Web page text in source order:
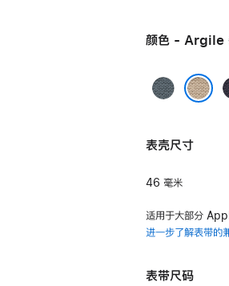
颜色 - Argile
Bleu
蓝
表壳尺寸
46 毫米
适用于大部分
进一步了解表带的
表带尺码